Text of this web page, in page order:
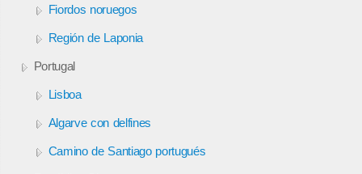
Fiordos noruegos
Región de Laponia
Portugal
Lisboa
Algarve con delfines
Camino de Santiago portugués